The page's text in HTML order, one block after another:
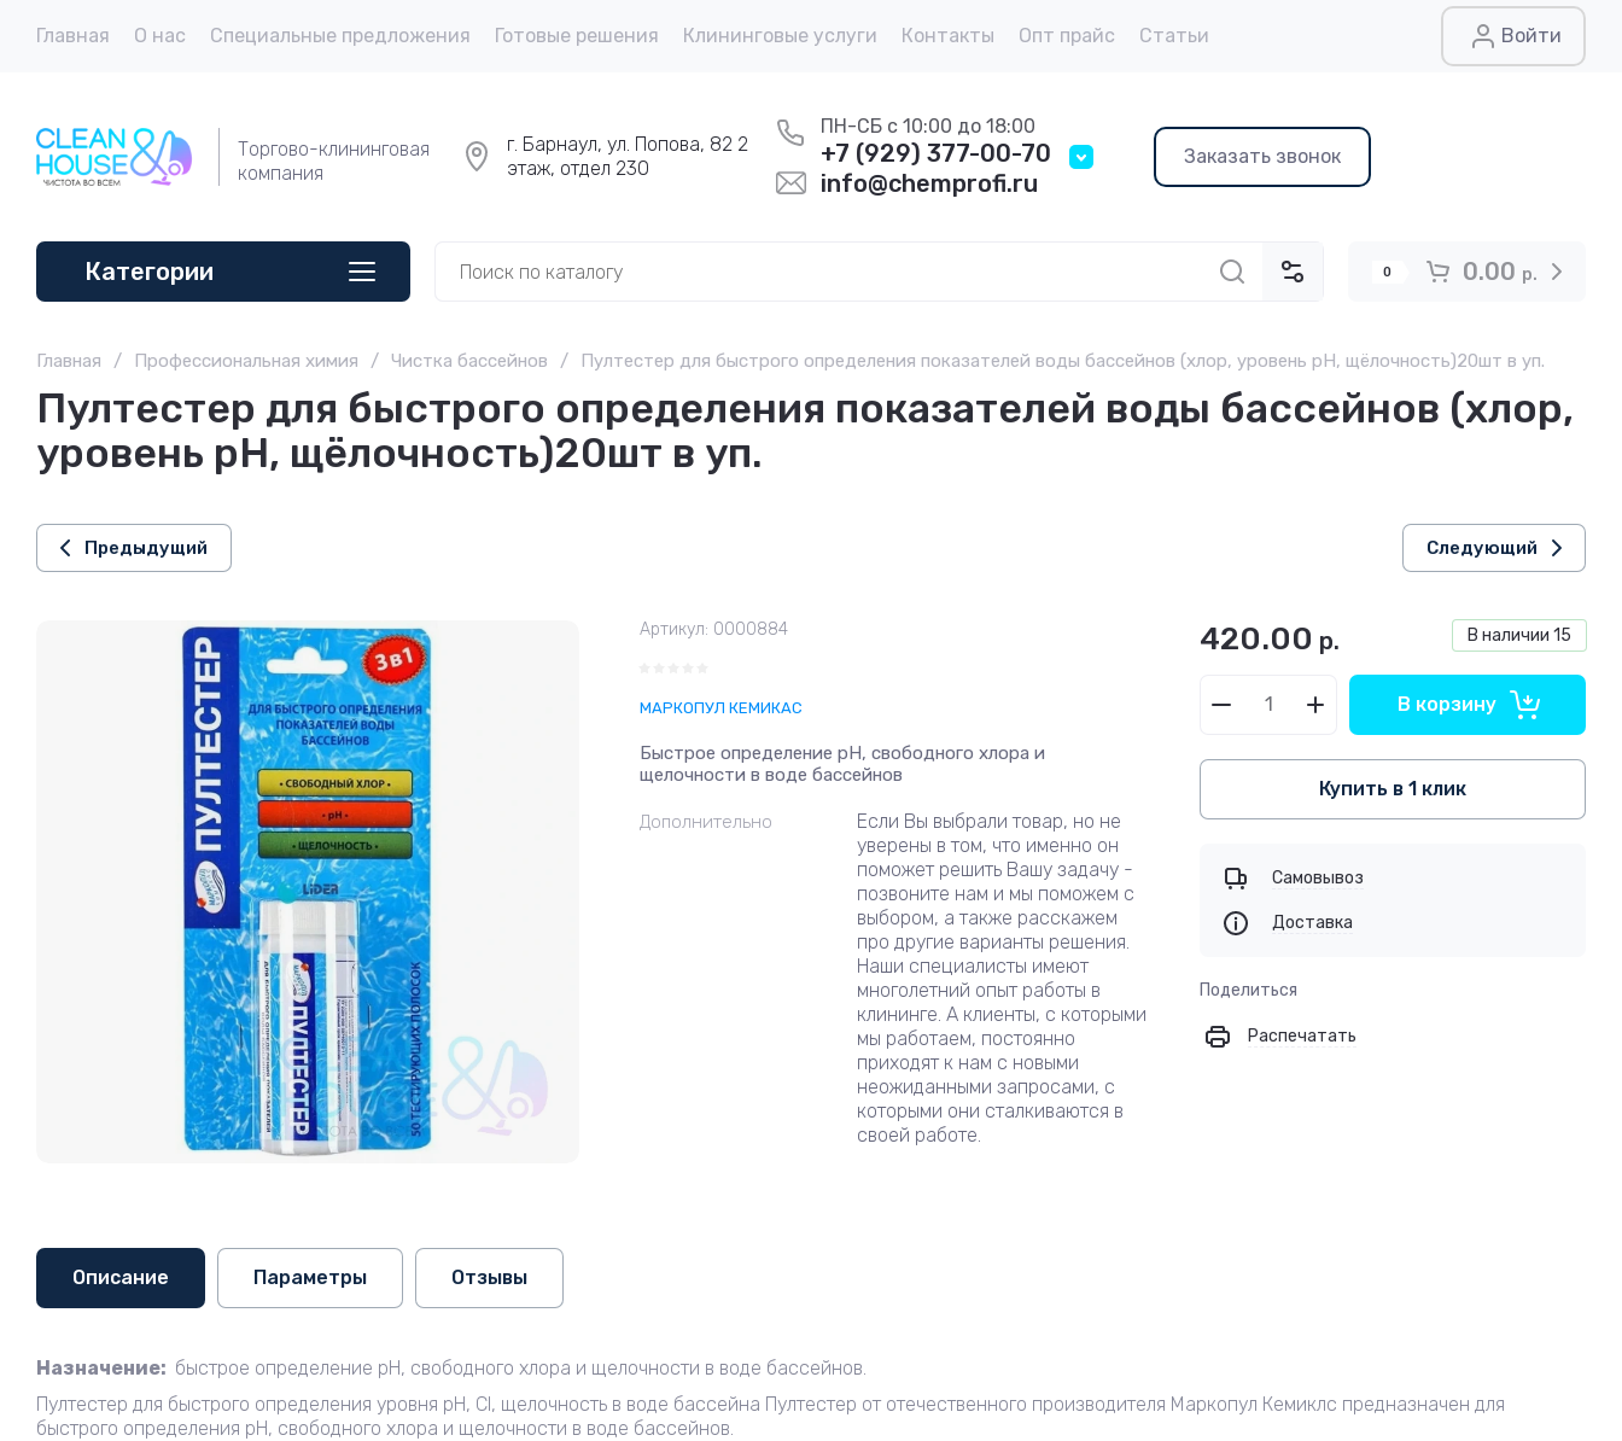
Главная О нас Специальные предложения Готовые решения Клининговые услуги Контакты Опт прайс Статьи Войти
Торгово-клининговая
компания
г. Барнаул, ул. Попова, 82 2
этаж, отдел 230
ПН-СБ с 10:00 до 18:00
+7 (929) 377-00-70
info@chemprofi.ru
Заказать звонок
0 0.00 р.
Категории
Главная / Профессиональная химия / Чистка бассейнов / Пултестер для быстрого определения показателей воды бассейнов (хлор, уровень рН, щёлочность)20шт в уп.
Пултестер для быстрого определения показателей воды бассейнов (хлор,
уровень рН, щёлочность)20шт в уп.
Предыдущий Следующий
Артикул: 0000884
МАРКОПУЛ КЕМИКАС
Быстрое определение рН, свободного хлора и
щелочности в воде бассейнов
Дополнительно
Eсли Вы выбрали товар, но не
уверены в том, что именно он
поможет решить Вашу задачу -
позвоните нам и мы поможем с
выбором, а также расскажем
про другие варианты решения.
Наши специалисты имеют
многолетний опыт работы в
клининге. А клиенты, с которыми
мы работаем, постоянно
приходят к нам с новыми
неожиданными запросами, с
которыми они сталкиваются в
своей работе.
В наличии 15
420.00 р.
В корзину
Купить в 1 клик
Самовывоз
Доставка
Поделиться
Распечатать
Описание Параметры Отзывы
Назначение: быстрое определение рН, свободного хлора и щелочности в воде бассейнов.
Пултестер для быстрого определения уровня рН, Cl, щелочность в воде бассейна Пултестер от отечественного производителя Маркопул Кемиклс предназначен для
быстрого определения рН, свободного хлора и щелочности в воде бассейнов.